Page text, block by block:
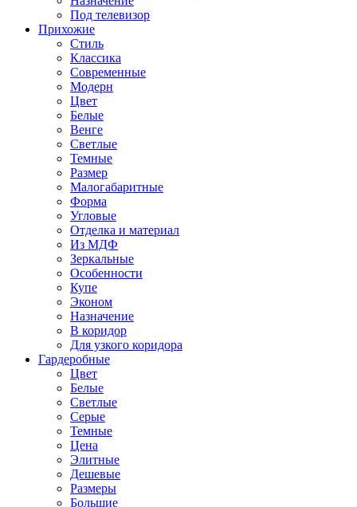
Под телевизор
Прихожие
Стиль
Классика
Современные
Модерн
Цвет
Белые
Венге
Светлые
Темные
Размер
Малогабаритные
Форма
Угловые
Отделка и материал
Из МДФ
Зеркальные
Особенности
Купе
Эконом
Назначение
В коридор
Для узкого коридора
Гардеробные
Цвет
Белые
Светлые
Серые
Темные
Цена
Элитные
Дешевые
Размеры
Большие